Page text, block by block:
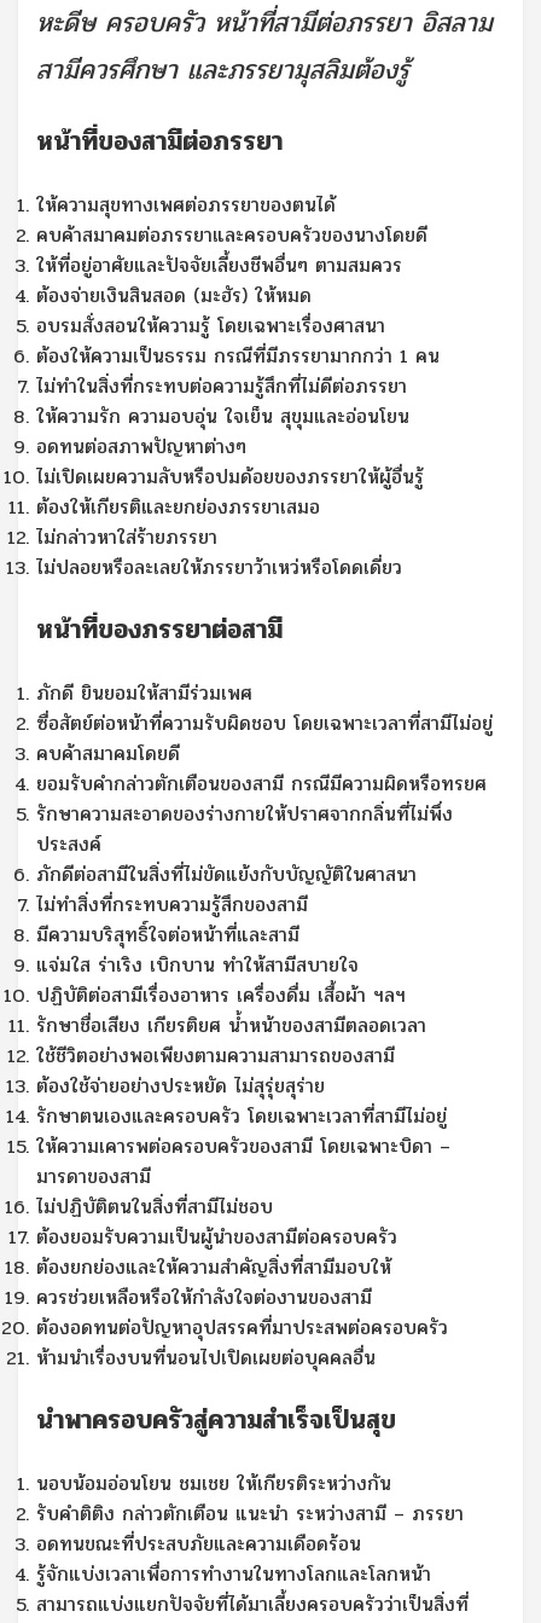
หะดีษ ครอบครัว หน้าที่สามีต่อภรรยา อิสลาม
สามีควรศึกษา และภรรยามุสลิมต้องรู้
หน้าที่ของสามีต่อภรรยา
ให้ความสุขทางเพศต่อภรรยาของตนได้
คบค้าสมาคมต่อภรรยาและครอบครัวของนางโดยดี
ให้ที่อยู่อาศัยและปัจจัยเลี้ยงชีพอื่นๆ ตามสมควร
ต้องจ่ายเงินสินสอด (มะฮัร) ให้หมด
อบรมสั่งสอนให้ความรู้ โดยเฉพาะเรื่องศาสนา
ต้องให้ความเป็นธรรม กรณีที่มีภรรยามากกว่า 1 คน
ไม่ทำในสิ่งที่กระทบต่อความรู้สึกที่ไม่ดีต่อภรรยา
ให้ความรัก ความอบอุ่น ใจเย็น สุขุมและอ่อนโยน
อดทนต่อสภาพปัญหาต่างๆ
ไม่เปิดเผยความลับหรือปมด้อยของภรรยาให้ผู้อื่นรู้
ต้องให้เกียรติและยกย่องภรรยาเสมอ
ไม่กล่าวหาใส่ร้ายภรรยา
ไม่ปลอยหรือละเลยให้ภรรยาว้าเหว่หรือโดดเดี่ยว
หน้าที่ของภรรยาต่อสามี
ภักดี ยินยอมให้สามีร่วมเพศ
ซื่อสัตย์ต่อหน้าที่ความรับผิดชอบ โดยเฉพาะเวลาที่สามีไม่อยู่
คบค้าสมาคมโดยดี
ยอมรับคำกล่าวตักเตือนของสามี กรณีมีความผิดหรือทรยศ
รักษาความสะอาดของร่างกายให้ปราศจากกลิ่นที่ไม่พึ่ง
ประสงค์
ภักดีต่อสามีในสิ่งที่ไม่ขัดแย้งกับบัญญัติในศาสนา
ไม่ทำสิ่งที่กระทบความรู้สึกของสามี
มีความบริสุทธิ์ใจต่อหน้าที่และสามี
แจ่มใส ร่าเริง เบิกบาน ทำให้สามีสบายใจ
ปฏิบัติต่อสามีเรื่องอาหาร เครื่องดื่ม เสื้อผ้า ฯลฯ
รักษาชื่อเสียง เกียรติยศ น้ำหน้าของสามีตลอดเวลา
ใช้ชีวิตอย่างพอเพียงตามความสามารถของสามี
ต้องใช้จ่ายอย่างประหยัด ไม่สุรุ่ยสุร่าย
รักษาตนเองและครอบครัว โดยเฉพาะเวลาที่สามีไม่อยู่
ให้ความเคารพต่อครอบครัวของสามี โดยเฉพาะบิดา –
มารดาของสามี
ไม่ปฏิบัติตนในสิ่งที่สามีไม่ชอบ
ต้องยอมรับความเป็นผู้นำของสามีต่อครอบครัว
ต้องยกย่องและให้ความสำคัญสิ่งที่สามีมอบให้
ควรช่วยเหลือหรือให้กำลังใจต่องานของสามี
ต้องอดทนต่อปัญหาอุปสรรคที่มาประสพต่อครอบครัว
ห้ามนำเรื่องบนที่นอนไปเปิดเผยต่อบุคคลอื่น
นำพาครอบครัวสู่ความสำเร็จเป็นสุข
นอบน้อมอ่อนโยน ชมเชย ให้เกียรติระหว่างกัน
รับคำติติง กล่าวตักเตือน แนะนำ ระหว่างสามี – ภรรยา
อดทนขณะที่ประสบภัยและความเดือดร้อน
รู้จักแบ่งเวลาเพื่อการทำงานในทางโลกและโลกหน้า
สามารถแบ่งแยกปัจจัยที่ได้มาเลี้ยงครอบครัวว่าเป็นสิ่งที่